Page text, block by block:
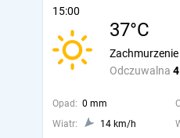
15:00
37°C
Odczuwalna
Zachmurzenie
Opad: 0 mm
Wiatr:
14 km/h